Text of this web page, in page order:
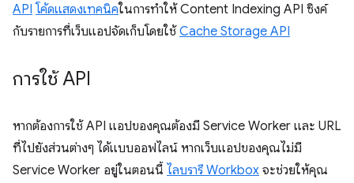
API โค้ดแสดงเทคนิคในการทำให้ Content Indexing API ซิงค์
กับรายการที่เว็บแอปจัดเก็บโดยใช้Cache Storage API
การใช้ API
หากต้องการใช้ API แอปของคุณต้องมี Service Worker และ URL
ที่ไปยังส่วนต่างๆ ได้แบบออฟไลน์ หากเว็บแอปของคุณไม่มี
Service Worker อยู่ในตอนนี้ ไลบรารี Workbox จะช่วยให้คุณ